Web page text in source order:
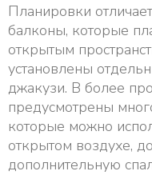
Планировки
балконы, которые
открытым
установлены
джакузи. В более
предусмотрены
которые можно
открытом воздухе,
дополнительную